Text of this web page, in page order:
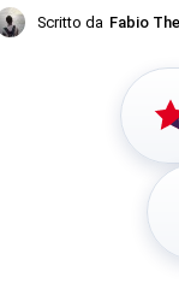
Scritto da Fabio